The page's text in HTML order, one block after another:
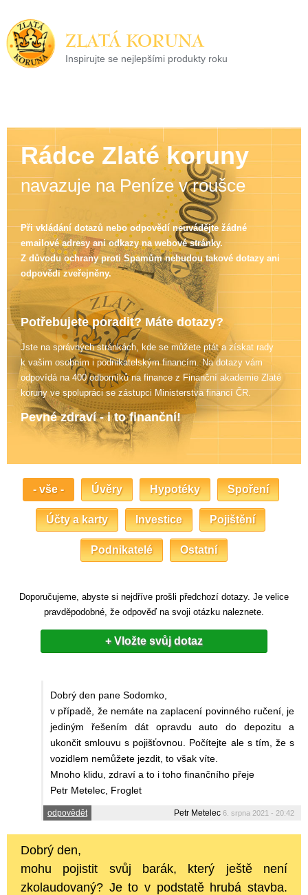
ZLATÁ KORUNA
Inspirujte se nejlepšími produkty roku
Rádce Zlaté koruny
navazuje na Peníze v roušce
Při vkládání dotazů nebo odpovědí neuvádějte žádné
emailové adresy ani odkazy na webové stránky.
Z důvodu ochrany proti Spamům nebudou takové dotazy ani
odpovědi zveřejněny.
Potřebujete poradit? Máte dotazy?
Jste na správných stránkách, kde se můžete ptát a získat rady
k vašim osobním i podnikatelským financím. Na dotazy vám
odpovídá na 400 odborníků na finance z Finanční akademie Zlaté
korunyve spolupráci se zástupci Ministerstva financí ČR.
Pevné zdraví - i to finanční!
- vše - Úvěry Hypotéky Spoření
Účty a karty Investice Pojištění
Podnikatelé Ostatní
Doporučujeme, abyste si nejdříve prošli předchozí dotazy. Je velice
pravděpodobné, že odpověď na svoji otázku naleznete.
+ Vložte svůj dotaz
Dobrý den pane Sodomko,
v případě, že nemáte na zaplacení povinného ručení, je
jediným řešením dát opravdu auto do depozitu a
ukončit smlouvu s pojišťovnou. Počítejte ale s tím, že s
vozidlem nemůžete jezdit, to však víte.
Mnoho klidu, zdraví a to i toho finančního přeje
Petr Metelec, Froglet
odpovědět Petr Metelec 6. srpna 2021 - 20:42
Dobrý den,
mohu pojistit svůj barák, který ještě není
zkolaudovaný? Je to v podstatě hrubá stavba.